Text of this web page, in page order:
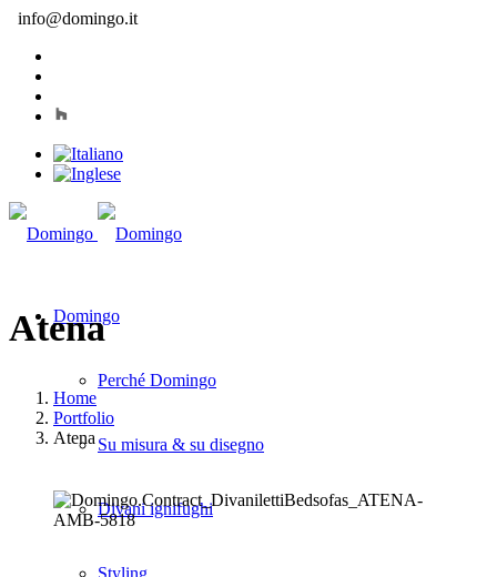
info@domingo.it
Domingo
Perché Domingo
Su misura & su disegno
Divani ignifughi
Styling
Atena
Home
Portfolio
Atena